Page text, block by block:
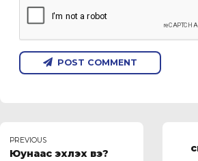
POST COMMENT
PREVIOUS
Юунаас эхлэх вэ?